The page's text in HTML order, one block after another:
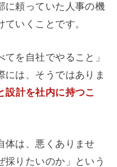
に頼っていた人事の機
いくことです。
を自社でやること」
には、そうではありま
設計を社内に持つこ
体は、悪くありませ
採りたいのか」という